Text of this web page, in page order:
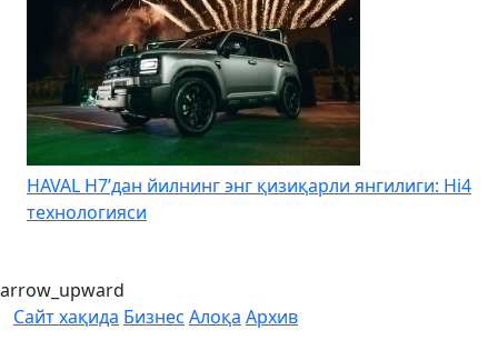
HAVAL H7’дан йилнинг энг қизиқарли янгилиги: Hi4
технологияси
arrow_upward
Сайт хақида Бизнес Алоқа Архив